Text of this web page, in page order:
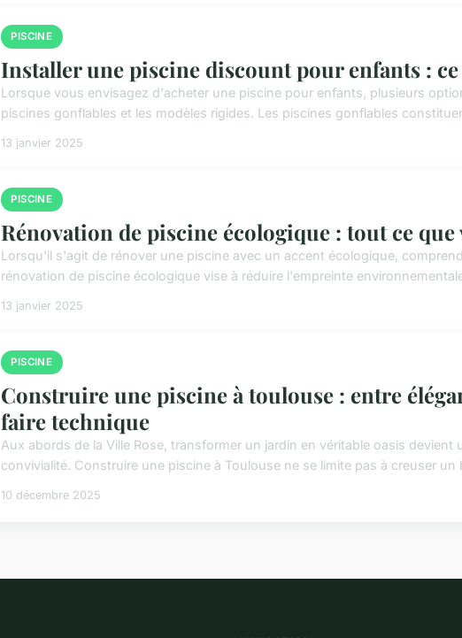
PISCINE
Installer une piscine discount pour enfants :
Lorsque vous envisagez d'acheter une piscine pour enfants, plusieurs
piscines gonflables et les modèles rigides. Les piscines gonflables
13 janvier 2025
PISCINE
Rénovation de piscine écologique : tout ce que
Lorsqu'il s'agit de rénover une piscine avec un accent écologique,
rénovation de piscine écologique vise à réduire l'empreinte
13 janvier 2025
PISCINE
Construire une piscine à toulouse : entre
faire technique
Aux abords de la Ville Rose, transformer un jardin en véritable oasis
convivialité. Construire une piscine à Toulouse ne se limite pas à creuser un
10 décembre 2025